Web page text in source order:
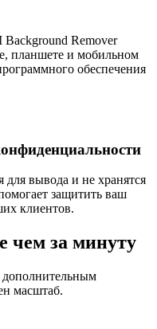
Background Remover
планшете и мобильном
обеспечения
вывода и не хранятся
защитить ваш
клиентов.
чем за минуту
масштаб.